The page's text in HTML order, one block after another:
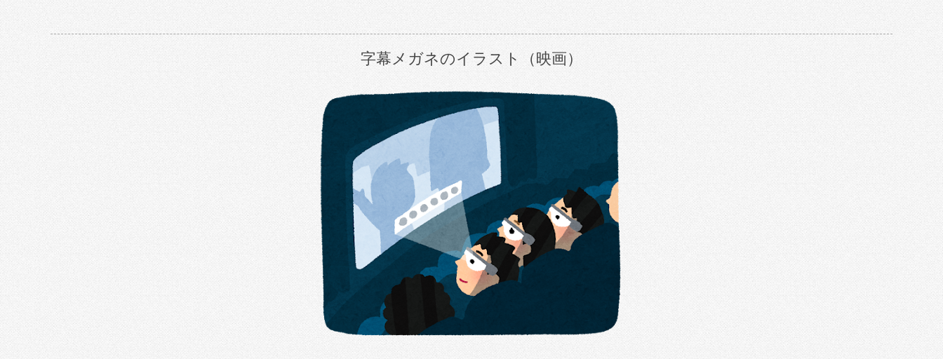
字幕メガネのイラスト（映画）